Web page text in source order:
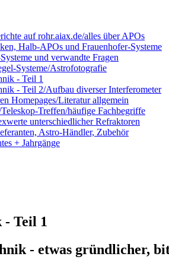
auf rohr.aiax.de/alles über APOs
Halb-APOs und Frauenhofer-Systeme
und verwandte Fragen
Systeme/Astrofotografie
- Teil 1
- Teil 2/Aufbau diverser Interferometer
Homepages/Literatur allgemein
Treffen/häufige Fachbegriffe
unterschiedlicher Refraktoren
Astro-Händler, Zubehör
+ Jahrgänge
- Teil 1
- etwas gründlicher,